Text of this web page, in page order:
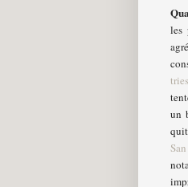
les
un